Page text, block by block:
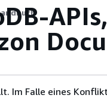
Im Falle eines